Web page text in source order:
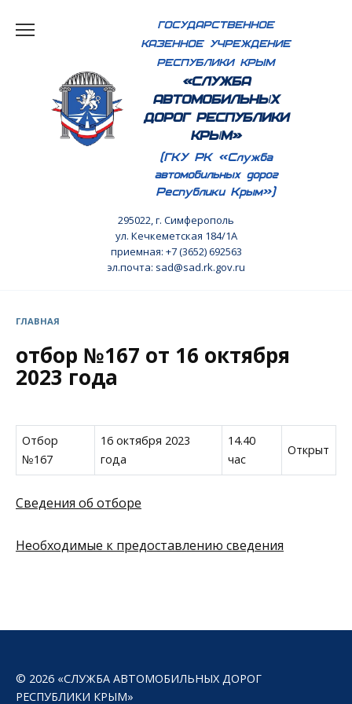
ГОСУДАРСТВЕННОЕ
КАЗЕННОЕ УЧРЕЖДЕНИЕ
РЕСПУБЛИКИ КРЫМ
«СЛУЖБА
АВТОМОБИЛЬНЫХ
ДОРОГ РЕСПУБЛИКИ
КРЫМ»
(ГКУ РК «Служба
автомобильных дорог
Республики Крым»)
295022, г. Симферополь
ул. Кечкеметская 184/1А
приемная: +7 (3652) 692563
эл.почта: sad@sad.rk.gov.ru
ГЛАВНАЯ
отбор №167 от 16 октября
2023 года
Отбор
№167
16 октября 2023
года
14.40
час
Открыт
Сведения об отборе
Необходимые к предоставлению сведения
© 2026 «СЛУЖБА АВТОМОБИЛЬНЫХ ДОРОГ
РЕСПУБЛИКИ КРЫМ»